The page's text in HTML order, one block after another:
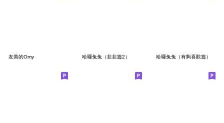
友善的Omy 哈囉兔兔（韭韭篇2） 哈囉兔兔（有夠喜歡篇）